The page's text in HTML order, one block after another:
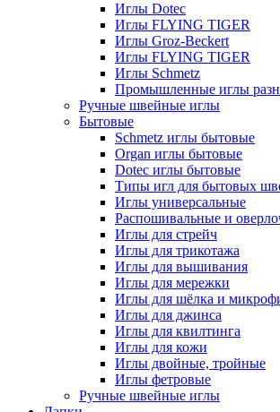
Иглы Dotec
Иглы FLYING TIGER
Иглы Groz-Beckert
Иглы FLYING TIGER
Иглы Schmetz
Промышленные иглы
Ручные швейные иглы
Бытовые
Schmetz иглы бытовые
Organ иглы бытовые
Dotec иглы бытовые
Типы игл для бытовых
Иглы универсальные
Распошивальные и
Иглы для стрейч
Иглы для трикотажа
Иглы для вышивания
Иглы для мережки
Иглы для шёлка и
Иглы для джинса
Иглы для квилтинга
Иглы для кожи
Иглы двойные, тройные
Иглы фетровые
Ручные швейные иглы